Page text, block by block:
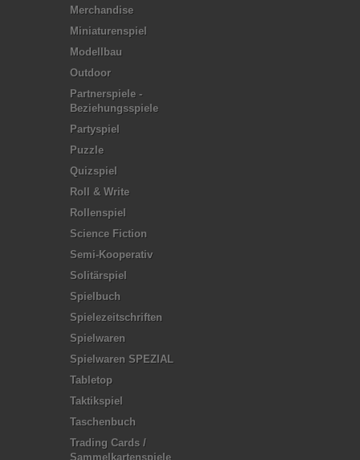
Merchandise
Miniaturenspiel
Modellbau
Outdoor
Partnerspiele -
Beziehungsspiele
Partyspiel
Puzzle
Quizspiel
Roll & Write
Rollenspiel
Science Fiction
Semi-Kooperativ
Solitärspiel
Spielbuch
Spielezeitschriften
Spielwaren
Spielwaren SPEZIAL
Tabletop
Taktikspiel
Taschenbuch
Trading Cards /
Sammelkartenspiele